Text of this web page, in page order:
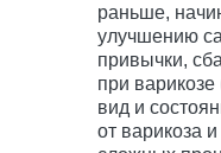
раньше,
улучшению
привычки,
при
вид и
от варикоза